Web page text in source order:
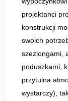
projektanci
konstrukcji
swoich
szezlongami,
poduszkami,
przytulna
wystarczy),